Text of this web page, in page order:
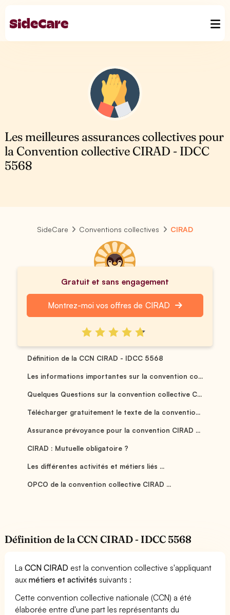
Les meilleures assurances collectives pour
la Convention collective CIRAD - IDCC
5568
SideCare Conventions collectives CIRAD
Gratuit et sans engagement
Montrez-moi vos offres de CIRAD
Définition de la CCN CIRAD - IDCC 5568
Les informations importantes sur la convention co...
Quelques Questions sur la convention collective C...
Télécharger gratuitement le texte de la conventio...
Assurance prévoyance pour la convention CIRAD ...
CIRAD : Mutuelle obligatoire ?
Les différentes activités et métiers liés ...
OPCO de la convention collective CIRAD ...
Définition de la CCN CIRAD - IDCC 5568
LaCCN CIRAD est la convention collective s'appliquant
auxmétiers et activités suivants :
Cette convention collective nationale (CCN) a été
élaborée entre d'une part les représentants du